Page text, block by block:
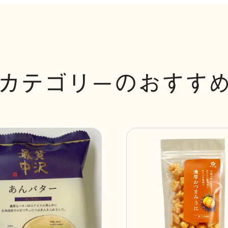
テゴリーのおすす